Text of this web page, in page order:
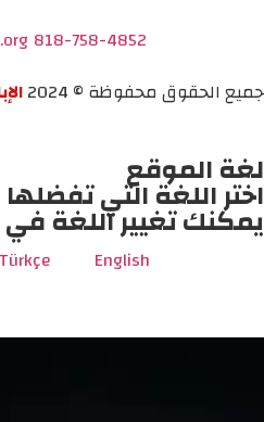
818-758-4852
جميع الحقوق محفوظة © 2024
لغة الموقع
اختر اللغة التي
يمكنك تغيير اللغة
English
Türkçe